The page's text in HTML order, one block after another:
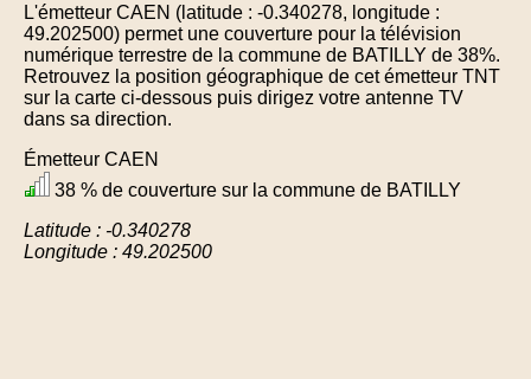
L'émetteur CAEN (latitude : -0.340278, longitude :
49.202500) permet une couverture pour la télévision
numérique terrestre de la commune de BATILLY de 38%.
Retrouvez la position géographique de cet émetteur TNT
sur la carte ci-dessous puis dirigez votre antenne TV
dans sa direction.
Émetteur CAEN
38 % de couverture sur la commune de BATILLY
Latitude : -0.340278
Longitude : 49.202500